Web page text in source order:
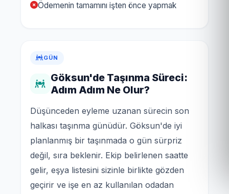
Ödemenin tamamını işten önce yapmak
GÜN
Göksun'de Taşınma Süreci:
Adım Adım Ne Olur?
Düşünceden eyleme uzanan sürecin son
halkası taşınma günüdür. Göksun'de iyi
planlanmış bir taşınmada o gün sürpriz
değil, sıra beklenir. Ekip belirlenen saatte
gelir, eşya listesini sizinle birlikte gözden
geçirir ve işe en az kullanılan odadan